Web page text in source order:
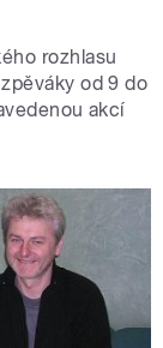
rozhlasu
od 9 do
akcí